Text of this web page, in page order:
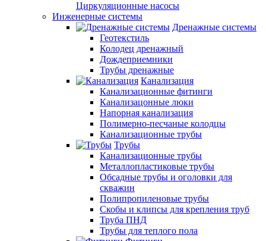
Циркуляционные насосы
Инженерные системы
Дренажные системы
Геотекстиль
Колодец дренажный
Дождеприемники
Трубы дренажные
Канализация
Канализационные фитинги
Канализацонные люки
Напорная канализация
Полимерно-песчаные колодцы
Канализационные трубы
Трубы
Канализационные трубы
Металлопластиковые трубы
Обсадные трубы и оголовки для
скважин
Полипропиленовые трубы
Скобы и клипсы для крепления труб
Труба ПНД
Трубы для теплого пола